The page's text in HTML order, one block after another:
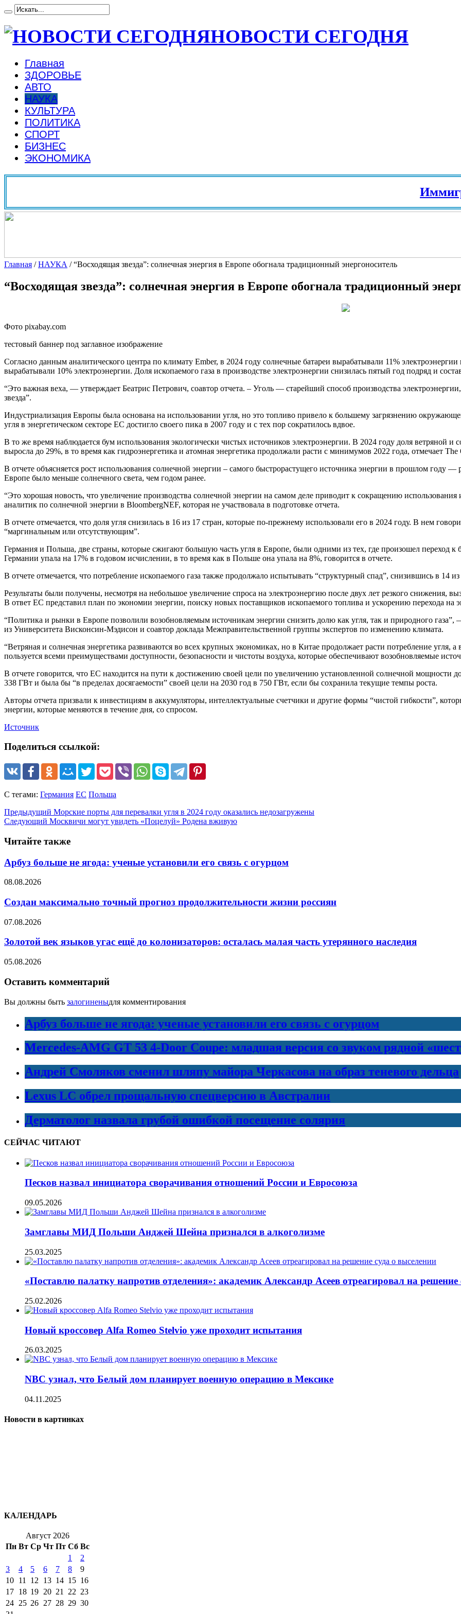
НОВОСТИ СЕГОДНЯ
Главная
ЗДОРОВЬЕ
АВТО
НАУКА
КУЛЬТУРА
ПОЛИТИКА
СПОРТ
БИЗНЕС
ЭКОНОМИКА
Главная /НАУКА /“Восходящая звезда”: солнечная энергия в Европе обогнала традиционный энергоноситель
“Восходящая звезда”: солнечная энергия в Европе обогнала традиционный
Фото pixabay.com
тестовый баннер под заглавное изображение
Согласно данным аналитического центра по климату Ember, в 2024 году солнечные батареи вырабатывали 11%
вырабатывали 10% электроэнергии. Доля ископаемого газа в производстве электроэнергии снизилась пятый год подряд и
“Это важная веха, — утверждает Беатрис Петрович, соавтор отчета. – Уголь — старейший способ производства
звезда”.
Индустриализация Европы была основана на использовании угля, но это топливо привело к большему загрязнению
угля в энергетическом секторе ЕС достигло своего пика в 2007 году и с тех пор сократилось вдвое.
В то же время наблюдается бум использования экологически чистых источников электроэнергии. В 2024 году доля ветряной и
выросла до 29%, в то время как гидроэнергетика и атомная энергетика продолжали расти с минимумов 2022 года, отмечает The
В отчете объясняется рост использования солнечной энергии – самого быстрорастущего источника энергии в прошлом году
Европе было меньше солнечного света, чем годом ранее.
“Это хорошая новость, что увеличение производства солнечной энергии на самом деле приводит к сокращению
аналитик по солнечной энергии в BloombergNEF, которая не участвовала в подготовке отчета.
В отчете отмечается, что доля угля снизилась в 16 из 17 стран, которые по-прежнему использовали его в 2024 году. В нем
“маргинальным или отсутствующим”.
Германия и Польша, две страны, которые сжигают большую часть угля в Европе, были одними из тех, где произошел переход к
Германии упала на 17% в годовом исчислении, в то время как в Польше она упала на 8%, говорится в отчете.
В отчете отмечается, что потребление ископаемого газа также продолжало испытывать “структурный спад”, снизившись в 14
Результаты были получены, несмотря на небольшое увеличение спроса на электроэнергию после двух лет резкого снижения,
В ответ ЕС представил план по экономии энергии, поиску новых поставщиков ископаемого топлива и ускорению перехода на
“Политика и рынки в Европе позволили возобновляемым источникам энергии снизить долю как угля, так и природного газа”,
из Университета Висконсин-Мэдисон и соавтор доклада Межправительственной группы экспертов по изменению климата.
“Ветряная и солнечная энергетика развиваются во всех крупных экономиках, но в Китае продолжает расти потребление
пользуется всеми преимуществами доступности, безопасности и чистоты воздуха, которые обеспечивают возобновляемые
В отчете говорится, что ЕС находится на пути к достижению своей цели по увеличению установленной солнечной мощности
338 ГВт и была бы “в пределах досягаемости” своей цели на 2030 год в 750 ГВт, если бы сохранила текущие темпы роста.
Авторы отчета призвали к инвестициям в аккумуляторы, интеллектуальные счетчики и другие формы “чистой гибкости”,
энергии, которые меняются в течение дня, со спросом.
Источник
Поделиться ссылкой:
С тегами: Германия ЕС Польша
Предыдущий Морские порты для перевалки угля в 2024 году оказались недозагружены
Следующий Москвичи могут увидеть «Поцелуй» Родена вживую
Читайте также
Арбуз больше не ягода: ученые установили его связь с огурцом
08.08.2026
Создан максимально точный прогноз продолжительности жизни россиян
07.08.2026
Золотой век языков угас ещё до колонизаторов: осталась малая часть утерянного наследия
05.08.2026
Оставить комментарий
Вы должны быть залогиненыдля комментирования
Арбуз больше не ягода: ученые установили его связь с огурцом
Mercedes-AMG GT 53 4-Door Coupe: младшая версия со звуком рядной
Андрей Смоляков сменил шляпу майора Черкасова на образ теневого дельца
Lexus LC обрел прощальную спецверсию в Австралии
Дерматолог назвала грубой ошибкой посещение солярия
СЕЙЧАС ЧИТАЮТ
Песков назвал инициатора сворачивания отношений России и Евросоюза
09.05.2026
Замглавы МИД Польши Анджей Шейна признался в алкоголизме
25.03.2025
«Поставлю палатку напротив отделения»: академик Александр Асеев отреагировал на решение
25.02.2026
Новый кроссовер Alfa Romeo Stelvio уже проходит испытания
26.03.2025
NBC узнал, что Белый дом планирует военную операцию в Мексике
04.11.2025
Новости в картинках
КАЛЕНДАРЬ
Август 2026
Пн Вт Ср Чт Пт Сб Вс
1
2
3
4 5 6 7 8
9
10 11 12 13 14 15 16
17 18 19 20 21 22 23
24 25 26 27 28 29 30